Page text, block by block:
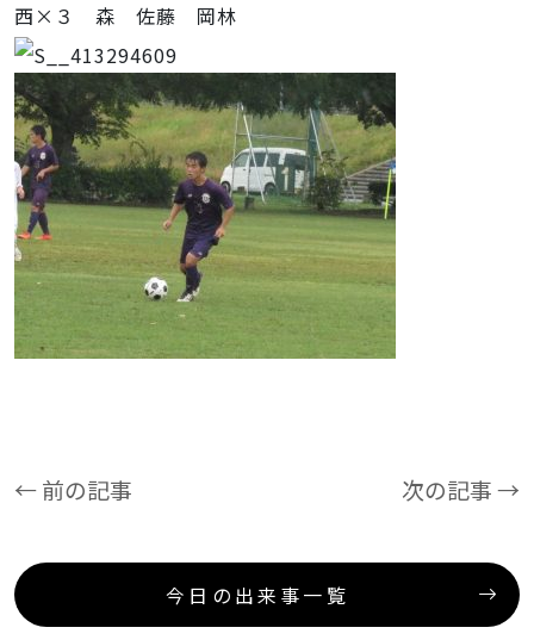
西×３ 森 佐藤 岡林
← 前の記事 次の記事 →
今日の出来事一覧